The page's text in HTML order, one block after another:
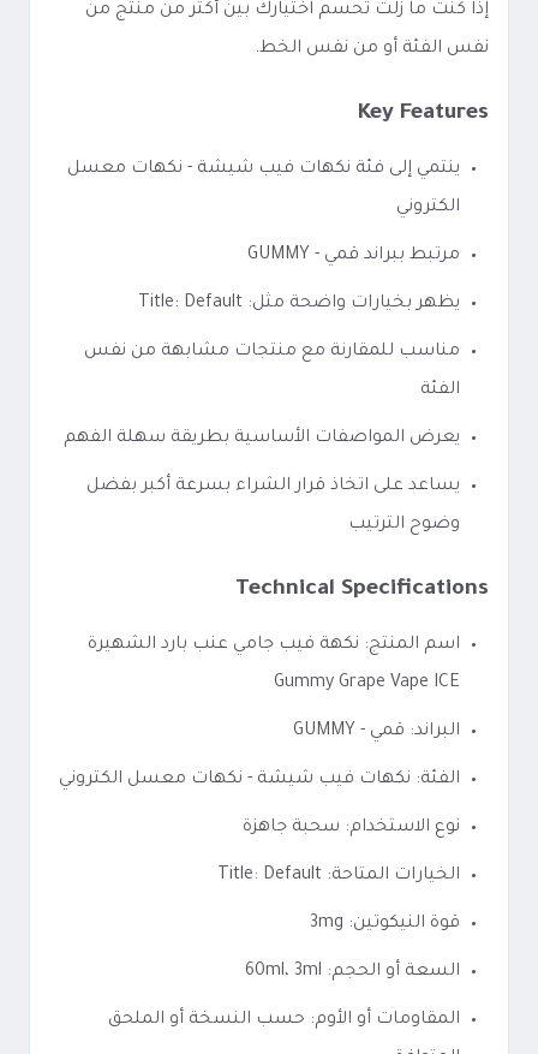
إذا كنت ما زلت تحسم اختيارك بين أكثر من منتج من
نفس الفئة أو من نفس الخط.
Key Features
ينتمي إلى فئة نكهات فيب شيشة - نكهات معسل
الكتروني
مرتبط ببراند قمي - GUMMY
يظهر بخيارات واضحة مثل: Title: Default
مناسب للمقارنة مع منتجات مشابهة من نفس
الفئة
يعرض المواصفات الأساسية بطريقة سهلة الفهم
يساعد على اتخاذ قرار الشراء بسرعة أكبر بفضل
وضوح الترتيب
Technical Specifications
اسم المنتج: نكهة فيب جامي عنب بارد الشهيرة
Gummy Grape Vape ICE
البراند: قمي - GUMMY
الفئة: نكهات فيب شيشة - نكهات معسل الكتروني
نوع الاستخدام: سحبة جاهزة
الخيارات المتاحة: Title: Default
قوة النيكوتين: 3mg
السعة أو الحجم: 60ml، 3ml
المقاومات أو الأوم: حسب النسخة أو الملحق